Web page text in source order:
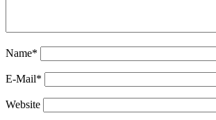
Name*
E-Mail*
Website